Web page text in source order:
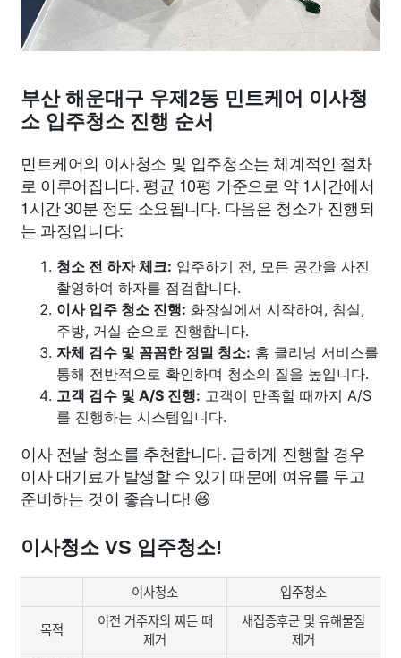
부산 해운대구 우제2동 민트케어 이사청
소 입주청소 진행 순서
민트케어의 이사청소 및 입주청소는 체계적인 절차
로 이루어집니다. 평균 10평 기준으로 약 1시간에서
1시간 30분 정도 소요됩니다. 다음은 청소가 진행되
는 과정입니다:
청소 전 하자 체크: 입주하기 전, 모든 공간을 사진
촬영하여 하자를 점검합니다.
이사 입주 청소 진행: 화장실에서 시작하여, 침실,
주방, 거실 순으로 진행합니다.
자체 검수 및 꼼꼼한 정밀 청소: 홈 클리닝 서비스를
통해 전반적으로 확인하며 청소의 질을 높입니다.
고객 검수 및 A/S 진행: 고객이 만족할 때까지 A/S
를 진행하는 시스템입니다.
이사 전날 청소를 추천합니다. 급하게 진행할 경우
이사 대기료가 발생할 수 있기 때문에 여유를 두고
준비하는 것이 좋습니다! 😆
이사청소 VS 입주청소!
이사청소 입주청소
목적
이전 거주자의 찌든 때
제거
새집증후군 및 유해물질
제거